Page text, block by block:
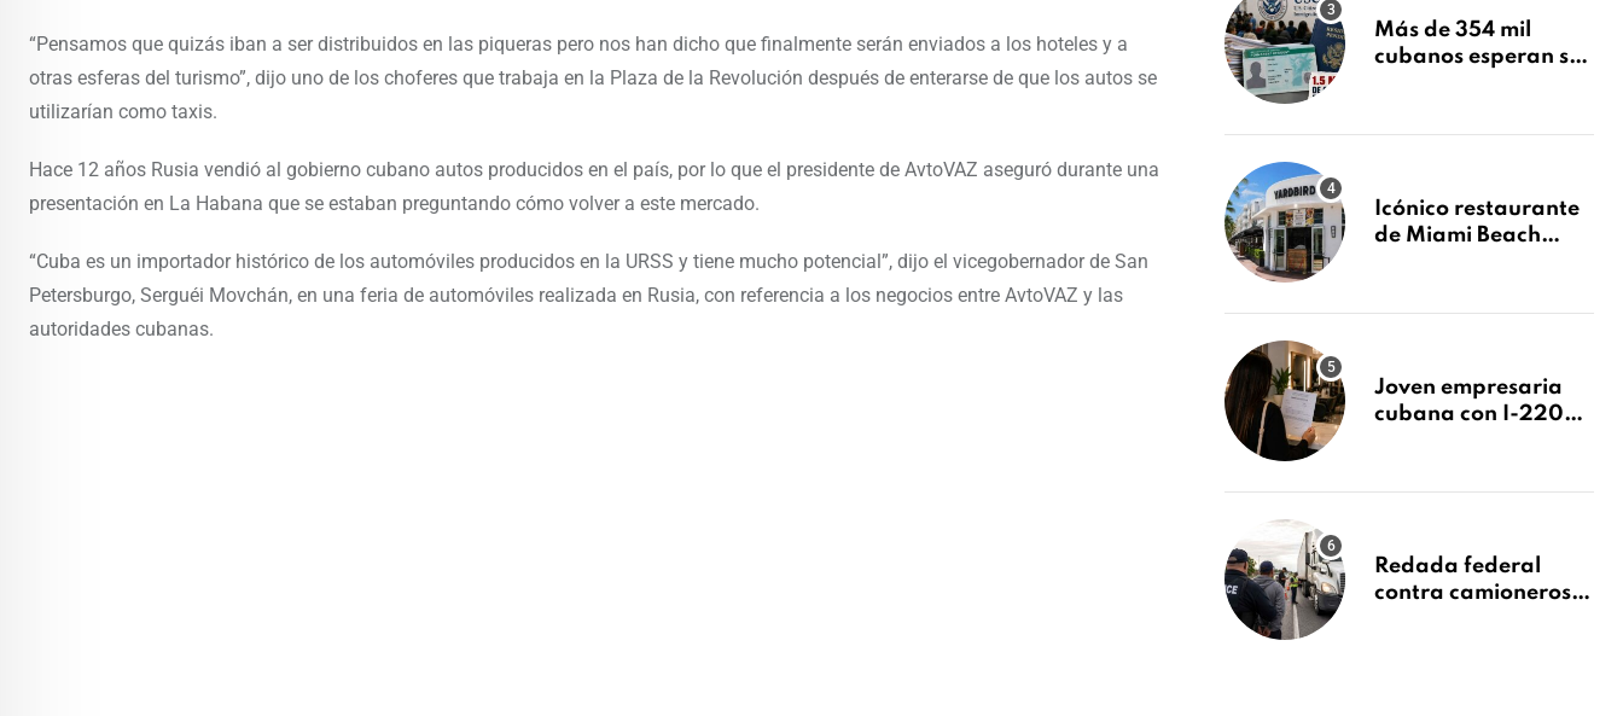
“Pensamos que quizás iban a ser distribuidos en las piqueras pero nos han dicho que finalmente serán enviados a los hoteles y a
otras esferas del turismo”, dijo uno de los choferes que trabaja en la Plaza de la Revolución después de enterarse de que los autos se
utilizarían como taxis.
Hace 12 años Rusia vendió al gobierno cubano autos producidos en el país, por lo que el presidente de AvtoVAZ aseguró durante una
presentación en La Habana que se estaban preguntando cómo volver a este mercado.
“Cuba es un importador histórico de los automóviles producidos en la URSS y tiene mucho potencial”, dijo el vicegobernador de San
Petersburgo, Serguéi Movchán, en una feria de automóviles realizada en Rusia, con referencia a los negocios entre AvtoVAZ y las
autoridades cubanas.
Más de 354 mil
cubanos esperan su
millones de
Icónico restaurante
de Miami Beach
después de 15 años
Joven empresaria
cubana con I-220A
“Todavía no me
Redada federal
contra camioneros